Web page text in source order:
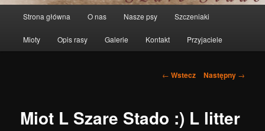
Przeskocz
do
Strona główna O nas Nasze psy Szczeniaki
Mioty Opis rasy Galerie Kontakt Przyjaciele
Zobacz
← Wstecz Następny →
Miot L Szare Stado :) L litter